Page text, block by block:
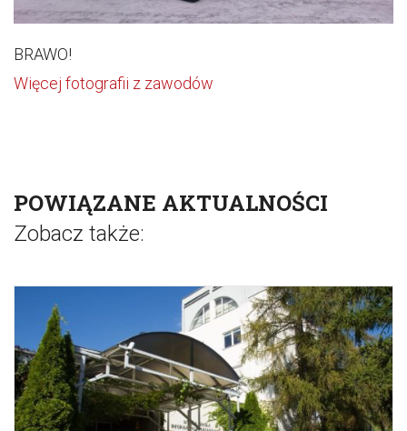
BRAWO!
Więcej fotografii z zawodów
POWIĄZANE AKTUALNOŚCI
Zobacz także: